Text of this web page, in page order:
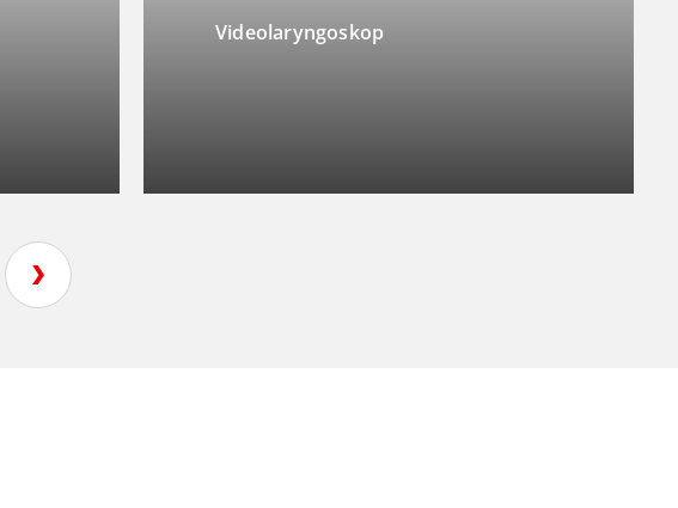
ACCD
Videolaryngoskop